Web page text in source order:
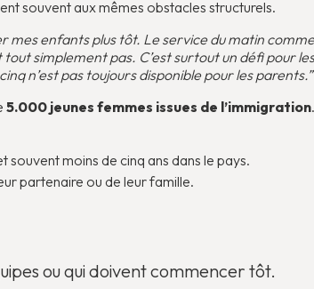
souvent aux mêmes obstacles structurels.
mes enfants plus tôt. Le service du matin
simplement pas. C’est surtout un défi pour
n’est pas toujours disponible pour les
5.000 jeunes femmes issues de l’immigration.
moins de cinq ans dans le pays.
partenaire ou de leur famille.
ou qui doivent commencer tôt.